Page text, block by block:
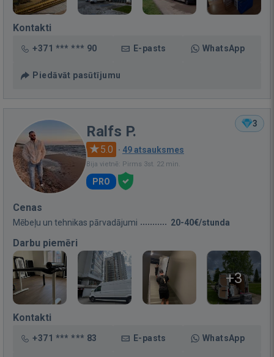
Kontakti
+371 *** *** 90 E-pasts WhatsApp
Piedāvāt pasūtījumu
3
Ralfs P.
5.0 · 49 atsauksmes
Bija vietnē: Pirms 3st. 22 min.
PRO
Cenas
Mēbeļu un tehnikas pārvadājumi 20-40€/stunda
Darbu piemēri
+3
Kontakti
+371 *** *** 83 E-pasts WhatsApp